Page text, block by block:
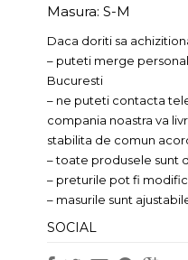
Masura: S-M
Daca doriti sa
– puteti merge
Bucuresti
– ne puteti contacta
compania noastra va
stabilita de comun
– toate produsele sunt
– preturile pot fi
– masurile sunt
SOCIAL